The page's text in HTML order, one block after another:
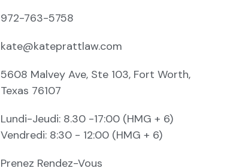
972-763-5758
kate@kateprattlaw.com
5608 Malvey Ave, Ste 103, Fort Worth,
Texas 76107
Lundi-Jeudi: 8.30 -17:00 (HMG + 6)
Vendredi: 8:30 - 12:00 (HMG + 6)
Prenez Rendez-Vous